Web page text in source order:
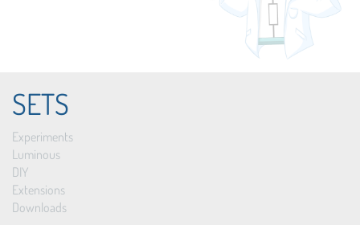
SETS
Experiments
Luminous
DIY
Extensions
Downloads